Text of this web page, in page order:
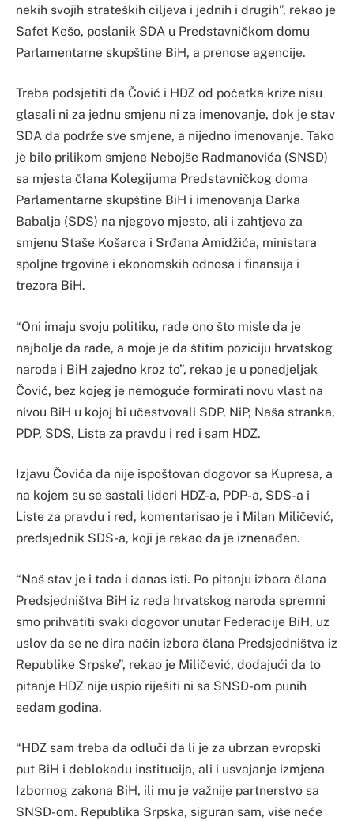
nekih svojih strateških ciljeva i jednih i drugih”, rekao je
Safet Kešo, poslanik SDA u Predstavničkom domu
Parlamentarne skupštine BiH, a prenose agencije.
Treba podsjetiti da Čović i HDZ od početka krize nisu
glasali ni za jednu smjenu ni za imenovanje, dok je stav
SDA da podrže sve smjene, a nijedno imenovanje. Tako
je bilo prilikom smjene Nebojše Radmanovića (SNSD)
sa mjesta člana Kolegijuma Predstavničkog doma
Parlamentarne skupštine BiH i imenovanja Darka
Babalja (SDS) na njegovo mjesto, ali i zahtjeva za
smjenu Staše Košarca i Srđana Amidžića, ministara
spoljne trgovine i ekonomskih odnosa i finansija i
trezora BiH.
“Oni imaju svoju politiku, rade ono što misle da je
najbolje da rade, a moje je da štitim poziciju hrvatskog
naroda i BiH zajedno kroz to”, rekao je u ponedjeljak
Čović, bez kojeg je nemoguće formirati novu vlast na
nivou BiH u kojoj bi učestvovali SDP, NiP, Naša stranka,
PDP, SDS, Lista za pravdu i red i sam HDZ.
Izjavu Čovića da nije ispoštovan dogovor sa Kupresa, a
na kojem su se sastali lideri HDZ-a, PDP-a, SDS-a i
Liste za pravdu i red, komentarisao je i Milan Miličević,
predsjednik SDS-a, koji je rekao da je iznenađen.
“Naš stav je i tada i danas isti. Po pitanju izbora člana
Predsjedništva BiH iz reda hrvatskog naroda spremni
smo prihvatiti svaki dogovor unutar Federacije BiH, uz
uslov da se ne dira način izbora člana Predsjedništva iz
Republike Srpske”, rekao je Miličević, dodajući da to
pitanje HDZ nije uspio riješiti ni sa SNSD-om punih
sedam godina.
“HDZ sam treba da odluči da li je za ubrzan evropski
put BiH i deblokadu institucija, ali i usvajanje izmjena
Izbornog zakona BiH, ili mu je važnije partnerstvo sa
SNSD-om. Republika Srpska, siguran sam, više neće